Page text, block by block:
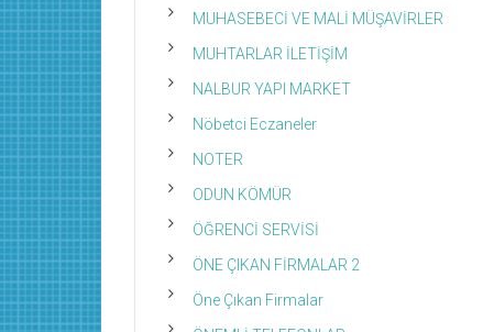
MUHASEBECİ VE MALİ MÜŞAVİRLER
MUHTARLAR İLETİŞİM
NALBUR YAPI MARKET
Nöbetci Eczaneler
NOTER
ODUN KÖMÜR
ÖĞRENCİ SERVİSİ
ÖNE ÇIKAN FİRMALAR 2
Öne Çıkan Firmalar